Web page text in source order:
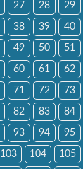
27 28 29
38 39 40
49 50 51
60 61 62
71 72 73
82 83 84
93 94 95
103 104 105